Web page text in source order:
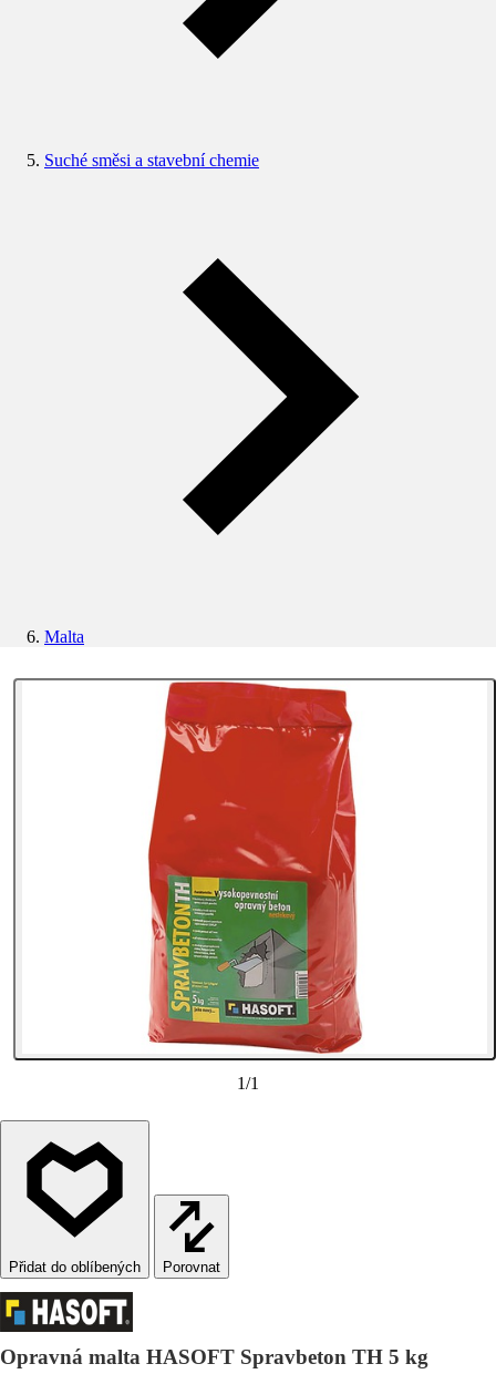
Suché směsi a stavební chemie
Malta
1/1
Porovnat
Opravná malta HASOFT Spravbeton TH 5 kg